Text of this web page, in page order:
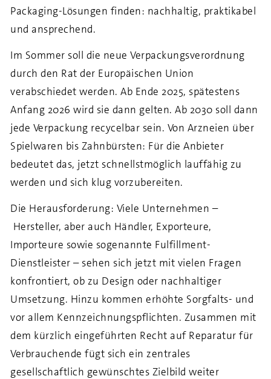
Packaging-Lösungen finden: nachhaltig, praktikabel
und ansprechend.
Im Sommer soll die neue Verpackungsverordnung
durch den Rat der Europäischen Union
verabschiedet werden. Ab Ende 2025, spätestens
Anfang 2026 wird sie dann gelten. Ab 2030 soll dann
jede Verpackung recycelbar sein. Von Arzneien über
Spielwaren bis Zahnbürsten: Für die Anbieter
bedeutet das, jetzt schnellstmöglich lauffähig zu
werden und sich klug vorzubereiten.
Die Herausforderung: Viele Unternehmen –
Hersteller, aber auch Händler, Exporteure,
Importeure sowie sogenannte Fulfillment-
Dienstleister – sehen sich jetzt mit vielen Fragen
konfrontiert, ob zu Design oder nachhaltiger
Umsetzung. Hinzu kommen erhöhte Sorgfalts- und
vor allem Kennzeichnungspflichten. Zusammen mit
dem kürzlich eingeführten Recht auf Reparatur für
Verbrauchende fügt sich ein zentrales
gesellschaftlich gewünschtes Zielbild weiter